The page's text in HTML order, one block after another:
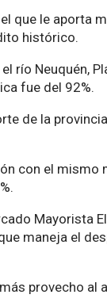
que le aporta
histórico.
río Neuquén,
fue del 92%.
de la
con el mismo
Mayorista
maneja el
provecho al